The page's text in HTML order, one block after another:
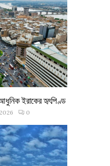
ইরাকের হৃৎপিণ্ড
0